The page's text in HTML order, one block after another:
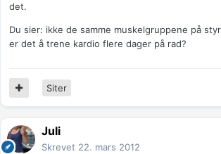
det.
Du sier: ikke de samme muskelgruppene på
er det å trene kardio flere dager på rad?
Siter
Juli
Skrevet 22. mars 2012